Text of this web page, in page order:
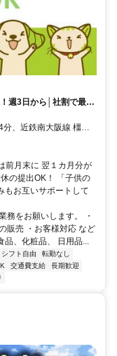
週3日から│社割で最大
、近鉄南大阪線 橿原
東口徒歩約4分 0
前月末に 翌１カ月分が
の提出OK！ 「子供の
もお互いサポートして
務をお願いします。 ・
販売 ・お客様対応 など
品、化粧品、 日用品...
シフト自由
転勤なし
交通費支給
長期歓迎